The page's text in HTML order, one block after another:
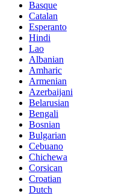
Basque
Catalan
Esperanto
Hindi
Lao
Albanian
Amharic
Armenian
Azerbaijani
Belarusian
Bengali
Bosnian
Bulgarian
Cebuano
Chichewa
Corsican
Croatian
Dutch